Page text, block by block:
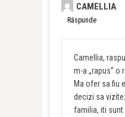
CAMELLIA
Răspunde
Camellia,
m-a „rapus” o
Ma ofer sa fiu
decizi sa
familia, iti sunt